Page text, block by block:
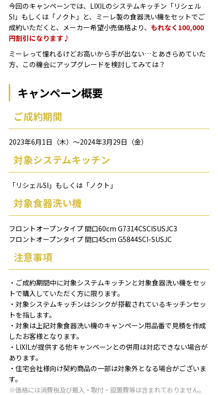
今回のキャンペーンでは、LIXILのシステムキッチン「リシェル
SI」もしくは「ノクト」と、ミーレ製の食器洗い機をセットでご
成約いただくと、メーカー希望小売価格より、 もれなく100,000
円割引になります♪
ミーレって憧れるけどお高いから手が出ない…とあきらめていた
方、この機会にアップグレードを検討してみては？
キャンペーン概要
ご成約期間
2023年6月1日（木）～2024年3月29日（金）
対象システムキッチン
「リシェルSI」もしくは「ノクト」
対象食器洗い機
フロントオープンタイプ 間口60cm G7314CSCISUSJC3
フロントオープンタイプ 間口45cm G5844SCI-SUSJC
注意事項
・ご成約期間中に対象システムキッチンと対象食器洗い機をセッ
トで購入していただく方に限ります。
・対象システムキッチンはシンクが搭載されているキッチンセッ
トを指します。
・対象は上記対象食器洗い機のキャンペーン用品番で見積を作成
したお客様となります。
・LIXILが提供する他キャンペーンとの併用は対応できない場合が
あります。
・住宅会社様向け契約商品の一部は対象外となる場合がございま
す。
※価格には消費税及び搬入・取付・設置費等は含まれておりません。